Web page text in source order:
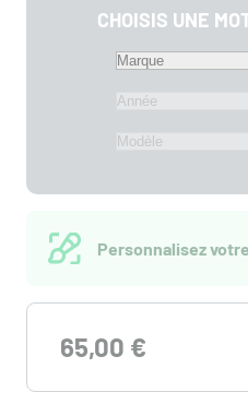
CHOISIS UNE
Personnalisez
65,00 €